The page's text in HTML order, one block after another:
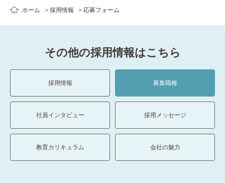
ホーム 採用情報 応募フォーム
その他の採用情報はこちら
採用情報 募集職種
社員インタビュー 採用メッセージ
教育カリキュラム 会社の魅力